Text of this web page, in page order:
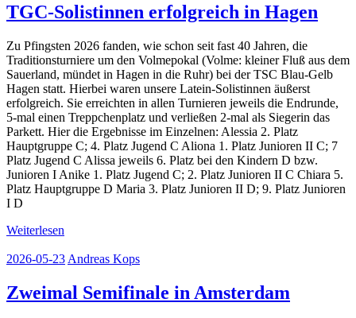
TGC-Solistinnen erfolgreich in Hagen
Zu Pfingsten 2026 fanden, wie schon seit fast 40 Jahren, die
Traditionsturniere um den Volmepokal (Volme: kleiner Fluß aus dem
Sauerland, mündet in Hagen in die Ruhr) bei der TSC Blau-Gelb
Hagen statt. Hierbei waren unsere Latein-Solistinnen äußerst
erfolgreich. Sie erreichten in allen Turnieren jeweils die Endrunde,
5-mal einen Treppchenplatz und verließen 2-mal als Siegerin das
Parkett. Hier die Ergebnisse im Einzelnen: Alessia 2. Platz
Hauptgruppe C; 4. Platz Jugend C Aliona 1. Platz Junioren II C; 7
Platz Jugend C Alissa jeweils 6. Platz bei den Kindern D bzw.
Junioren I Anike 1. Platz Jugend C; 2. Platz Junioren II C Chiara 5.
Platz Hauptgruppe D Maria 3. Platz Junioren II D; 9. Platz Junioren
I D
Weiterlesen
2026-05-23 Andreas Kops
Zweimal Semifinale in Amsterdam